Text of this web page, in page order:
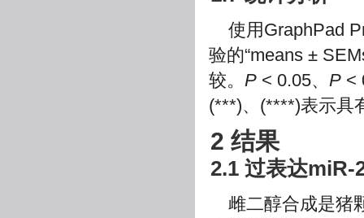
使用GraphPad
验的“means ±
较。 P < 0.05、 P <
(***)、(****)表示具
2 结果
2.1 过表达miR-
雌二醇合成是猪